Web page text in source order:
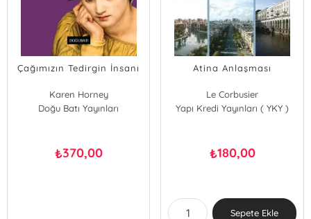
Çağımızın Tedirgin İnsanı
Karen Horney
Doğu Batı Yayınları
₺370,00
Atina Anlaşması
Le Corbusier
Yapı Kredi Yayınları ( YKY )
₺180,00
Sepete Ekle